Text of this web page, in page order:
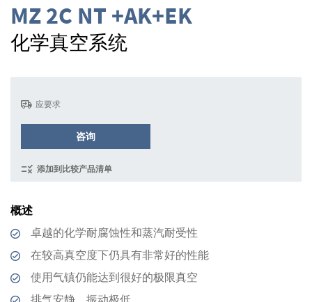
库
开
头
MZ 2C NT +AK+EK
化学真空系统
概述
卓越的化学耐腐蚀性和蒸汽耐受性
在较高真空度下仍具有非常好的性能
使用气镇仍能达到很好的极限真空
应要求
咨询
添加到比较产品清单